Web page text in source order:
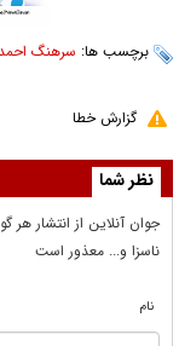
برچسب ها: سرهنگ
گزارش خطا
نظر شما
جوان آنلاين از انتشار هر
ناسزا و... معذور است
نام